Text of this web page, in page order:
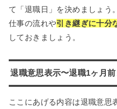
て「退職日」を決めましょう。
仕事の流れや引き継ぎに十分
しておきましょう。
退職意思表示〜退職1ヶ月
ここにあげる内容は退職意思